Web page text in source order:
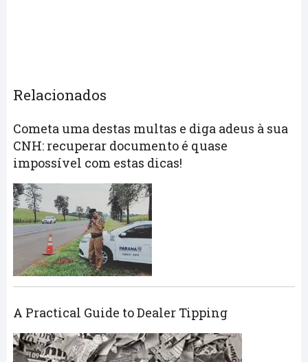
Relacionados
Cometa uma destas multas e diga adeus à sua
CNH: recuperar documento é quase
impossível com estas dicas!
A Practical Guide to Dealer Tipping